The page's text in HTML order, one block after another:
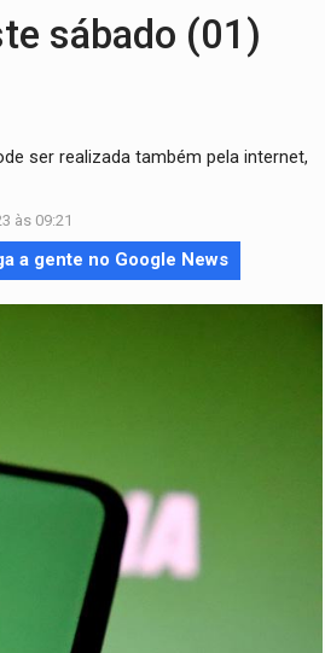
sábado (01)
ser realizada também pela internet,
às 09:21
a gente no Google News